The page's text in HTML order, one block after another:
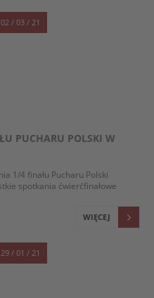
02 / 03 / 21
PUCHARU POLSKI W
1/4 finału Pucharu Polski
spotkania ćwierćfinałowe
WIĘCEJ
29 / 01 / 21